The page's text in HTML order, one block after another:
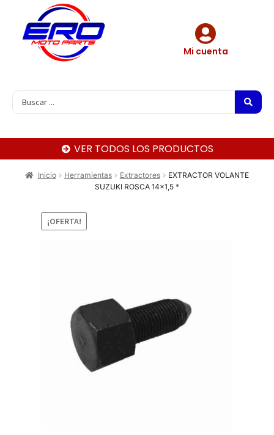
Mi cuenta
VER TODOS LOS PRODUCTOS
Inicio Herramientas Extractores
EXTRACTOR VOLANTE
SUZUKI ROSCA 14×1,5 *
¡OFERTA!